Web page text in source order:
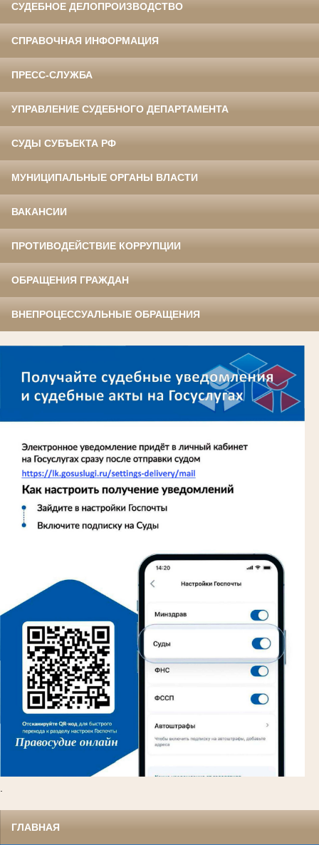
СУДЕБНОЕ ДЕЛОПРОИЗВОДСТВО
СПРАВОЧНАЯ ИНФОРМАЦИЯ
ПРЕСС-СЛУЖБА
УПРАВЛЕНИЕ СУДЕБНОГО ДЕПАРТАМЕНТА
СУДЫ СУБЪЕКТА РФ
МУНИЦИПАЛЬНЫЕ ОРГАНЫ ВЛАСТИ
ВАКАНСИИ
ПРОТИВОДЕЙСТВИЕ КОРРУПЦИИ
ОБРАЩЕНИЯ ГРАЖДАН
ВНЕПРОЦЕССУАЛЬНЫЕ ОБРАЩЕНИЯ
.
ГЛАВНАЯ